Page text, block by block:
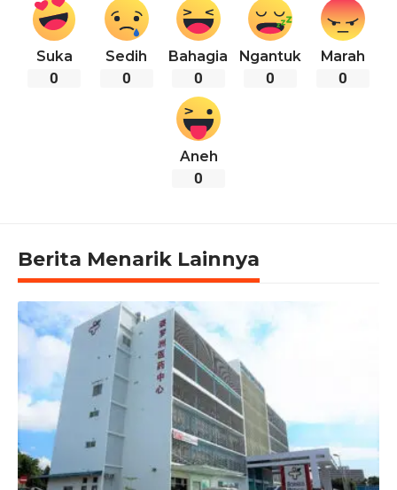
Suka
0
Sedih
0
Bahagia
0
Ngantuk
0
Marah
0
Aneh
0
Berita Menarik Lainnya